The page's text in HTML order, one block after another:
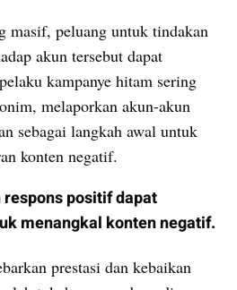
masif, peluang untuk tindakan
akun tersebut dapat
kampanye hitam sering
melaporkan akun-akun
sebagai langkah awal untuk
konten negatif.
positif dapat
menangkal konten negatif.
prestasi dan kebaikan